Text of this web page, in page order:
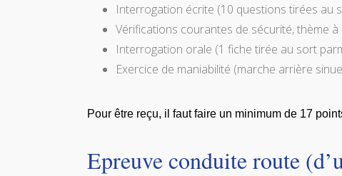
Interrogation écrite (10 questions tirées au
Vérifications courantes de sécurité, thème
Interrogation orale (1 fiche tirée au sort
Exercice de maniabilité (marche arrière
Pour être reçu, il faut faire un minimum de 17
Epreuve conduite route